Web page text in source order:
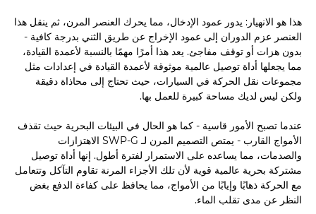
هذا هو الانهيار: يدور عمود الإدخال، مما يحرك العنصر المرن، ثم ينقل هذا
العنصر عزم الدوران إلى عمود الإخراج عن طريق الثني بدرجة كافية -
بدون هزات أو توقف مفاجئ. يعد هذا أمرًا مهمًا بالنسبة لأعمدة القيادة،
مما يجعلها أداة توصيل عالمية موثوقة لأعمدة القيادة في إعدادات مثل
مجموعات نقل الحركة في السيارات، حيث تحتاج إلى محاذاة دقيقة
ولكن ليس لديك مساحة كبيرة للعمل بها.
عندما تصبح الأمور قاسية - كما هو الحال في البيئات البحرية حيث تقذف
الأمواج القارب - يمتص التصميم المرن لـ SWP-G الاهتزازات
والصدمات، مما يساعده على الاستمرار لفترة أطول. إنها أداة توصيل
مشتركة بحرية عالمية قوية لأن تلك الأجزاء المرنة تقاوم التآكل وتتعامل
مع الحركة ذهابًا وإيابًا من الأمواج، مما يحافظ على كفاءة الدفع بغض
النظر عن مدى تقلب الماء.